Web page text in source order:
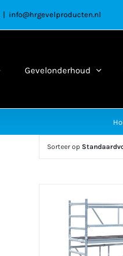
| info@hrgevelproducten.nl
Gevelonderhoud
Sorteer op